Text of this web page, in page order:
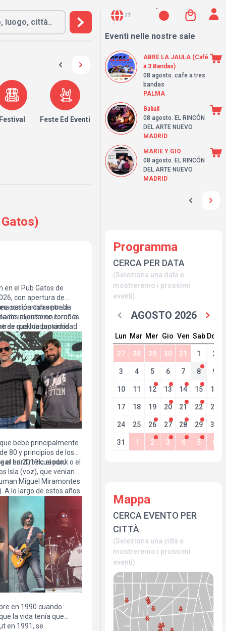
Festival Feste Ed Eventi
en el Pub Gatos de
con apertura de
sesión con entrada
al entorno coruñés
de rock de proximidad.
compartidas por la
de impulso en torno a
que Inadaptados
larga, con origen en
con nuevas
encuentro entre ambos
renovación y
que presenta nueva
acumulada
el escenario.
bebe principalmente
80 y principios de los
el hard rock, el punk o el
en 2019 cuando,
Isla (voz), que venían
Miguel Miramontes
A lo largo de estos años
una colección
y de energía
de un sonido
en 1990 cuando
la vida tenía que
en 1991, se
IT
Eventi nelle nostre sale
ABRE LA JAULA (Café
a 3 Bandas)
08 agosto. cafe a tres
bandas
PALMA
Baliall
08 agosto. EL RINCÓN
DEL ARTE NUEVO
MADRID
MARIE Y GIO
08 agosto. EL RINCÓN
DEL ARTE NUEVO
MADRID
Programma
CERCA PER DATA
(Seleziona una data e
mostreremo i prossimi
eventi)
AGOSTO 2026
Lun Mar Mer Gio Ven Sab Dom
27 28 29 30 31 1 2
3 4 5 6 7 8 9
10 11 12 13 14 15 16
17 18 19 20 21 22 23
24 25 26 27 28 29 30
31 1 2 3 4 5 6
Mappa
CERCA EVENTO PER
CITTÀ
(Seleziona una città e
mostreremo i prossimi
eventi)